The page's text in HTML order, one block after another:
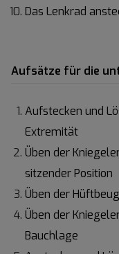
Das Lenkrad
Aufsätze für die
Aufstecken und
Extremität
Üben der
sitzender Position
Üben der
Üben der
Bauchlage